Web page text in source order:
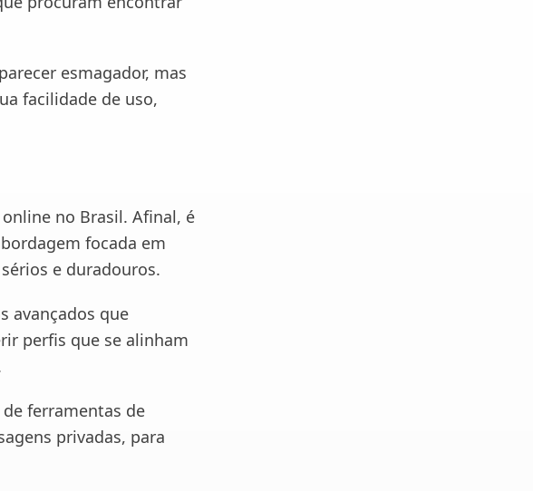
esmagador, mas
facilidade de uso,
no Brasil. Afinal, é
focada em
e duradouros.
avançados que
perfis que se alinham
ferramentas de
privadas, para